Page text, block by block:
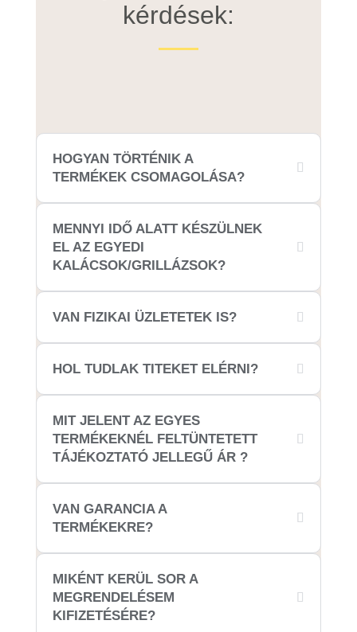
kérdések:
HOGYAN TÖRTÉNIK A
TERMÉKEK CSOMAGOLÁSA?
MENNYI IDŐ ALATT KÉSZÜLNEK
EL AZ EGYEDI
KALÁCSOK/GRILLÁZSOK?
VAN FIZIKAI ÜZLETETEK IS?
HOL TUDLAK TITEKET ELÉRNI?
MIT JELENT AZ EGYES
TERMÉKEKNÉL FELTÜNTETETT
TÁJÉKOZTATÓ JELLEGŰ ÁR ?
VAN GARANCIA A
TERMÉKEKRE?
MIKÉNT KERÜL SOR A
MEGRENDELÉSEM
KIFIZETÉSÉRE?